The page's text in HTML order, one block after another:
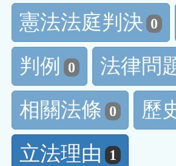
憲法法庭判決 0
判例
0 法律問
相關法條 0 歷
立法理由 1